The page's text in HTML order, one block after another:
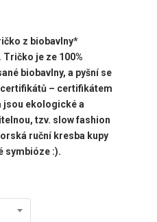
z biobavlny*
je ze 100%
biobavlny, a pyšní se
– certifikátem
jsou ekologické a
tzv. slow fashion
ruční kresba kupy
symbióze :).